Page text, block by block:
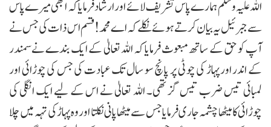
اللہ علیہ وسلم ہمارے پاس تشریف لائے اور ارشاد فرمایا کہ ابھی میرے پاس
سے جبرئیل یہ بیان کرتے ہوئے نکلے کہ اے محمد !قسم اس ذات کی جس نے
آپ کو حق کے ساتھ مبعوث فرمایا کہ اللہ تعالیٰ کے ایک بندے نےسمندر
کے اندر اورپہاڑ کی چوٹی پر پانچ سو سال تک عبادت کی جس کی چوڑائی اور
لمبائی تیس ضرب تیس گز تھی۔ اللہ تعالیٰ نے اس کے لیے ایک انگلی کی
چوڑائی کا میٹھا چشمہ جاری فرمایا جس سے میٹھا پانی نکلتا اوروہ پہاڑ کی تہہ میں چلا